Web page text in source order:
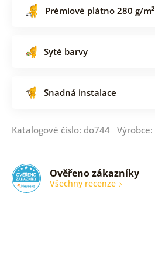
Prémiové plátno 280 g/m²
Syté barvy
Snadná instalace
Katalogové číslo: do744 Výrobce:
Ověřeno zákazníky
Všechny recenze